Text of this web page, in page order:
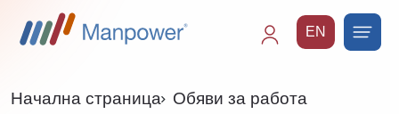
EN
Начална страница Обяви за работа